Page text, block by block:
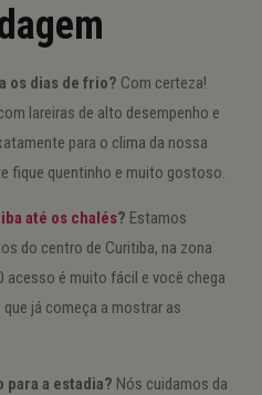
os dias de frio? Com certeza!
lareiras de alto desempenho e
para o clima da nossa
fique quentinho e muito gostoso.
até os chalés? Estamos
do centro de Curitiba, na zona
acesso é muito fácil e você chega
já começa a mostrar as
a estadia? Nós cuidamos da